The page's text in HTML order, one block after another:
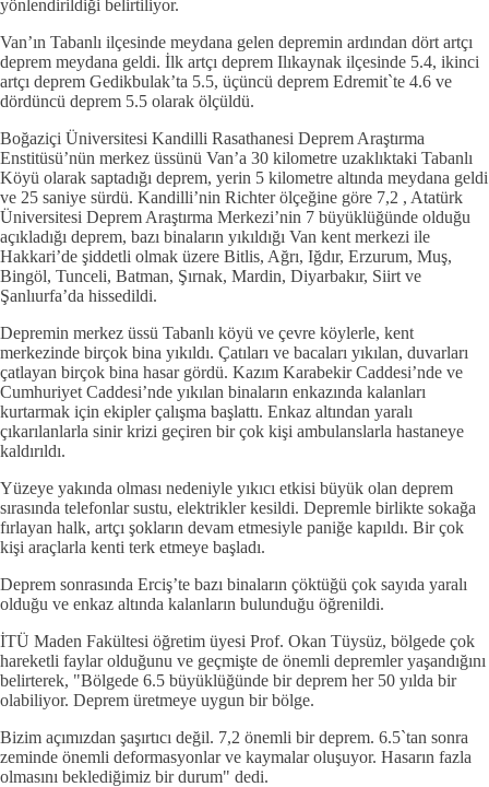
yönlendirildiği belirtiliyor.
Van’ın Tabanlı ilçesinde meydana gelen depremin ardından dört artçı
deprem meydana geldi. İlk artçı deprem Ilıkaynak ilçesinde 5.4, ikinci
artçı deprem Gedikbulak’ta 5.5, üçüncü deprem Edremit`te 4.6 ve
dördüncü deprem 5.5 olarak ölçüldü.
Boğaziçi Üniversitesi Kandilli Rasathanesi Deprem Araştırma
Enstitüsü’nün merkez üssünü Van’a 30 kilometre uzaklıktaki Tabanlı
Köyü olarak saptadığı deprem, yerin 5 kilometre altında meydana geldi
ve 25 saniye sürdü. Kandilli’nin Richter ölçeğine göre 7,2 , Atatürk
Üniversitesi Deprem Araştırma Merkezi’nin 7 büyüklüğünde olduğu
açıkladığı deprem, bazı binaların yıkıldığı Van kent merkezi ile
Hakkari’de şiddetli olmak üzere Bitlis, Ağrı, Iğdır, Erzurum, Muş,
Bingöl, Tunceli, Batman, Şırnak, Mardin, Diyarbakır, Siirt ve
Şanlıurfa’da hissedildi.
Depremin merkez üssü Tabanlı köyü ve çevre köylerle, kent
merkezinde birçok bina yıkıldı. Çatıları ve bacaları yıkılan, duvarları
çatlayan birçok bina hasar gördü. Kazım Karabekir Caddesi’nde ve
Cumhuriyet Caddesi’nde yıkılan binaların enkazında kalanları
kurtarmak için ekipler çalışma başlattı. Enkaz altından yaralı
çıkarılanlarla sinir krizi geçiren bir çok kişi ambulanslarla hastaneye
kaldırıldı.
Yüzeye yakında olması nedeniyle yıkıcı etkisi büyük olan deprem
sırasında telefonlar sustu, elektrikler kesildi. Depremle birlikte sokağa
fırlayan halk, artçı şokların devam etmesiyle paniğe kapıldı. Bir çok
kişi araçlarla kenti terk etmeye başladı.
Deprem sonrasında Erciş’te bazı binaların çöktüğü çok sayıda yaralı
olduğu ve enkaz altında kalanların bulunduğu öğrenildi.
İTÜ Maden Fakültesi öğretim üyesi Prof. Okan Tüysüz, bölgede çok
hareketli faylar olduğunu ve geçmişte de önemli depremler yaşandığını
belirterek, "Bölgede 6.5 büyüklüğünde bir deprem her 50 yılda bir
olabiliyor. Deprem üretmeye uygun bir bölge.
Bizim açımızdan şaşırtıcı değil. 7,2 önemli bir deprem. 6.5`tan sonra
zeminde önemli deformasyonlar ve kaymalar oluşuyor. Hasarın fazla
olmasını beklediğimiz bir durum" dedi.